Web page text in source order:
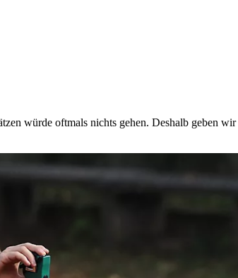
würde oftmals nichts gehen. Deshalb geben